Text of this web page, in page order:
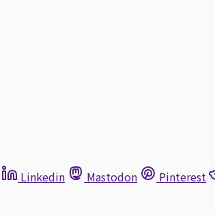
Linkedin Mastodon Pinterest